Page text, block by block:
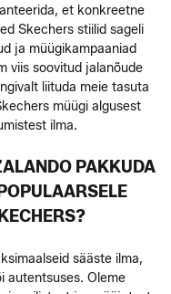
et konkreetne
Skechers stiilid sageli
ja müügikampaaniad
viis soovitud jalanõude
liituda meie tasuta
müügi algusest
ilma.
PAKKUDA
sääste ilma,
autentsuses. Oleme